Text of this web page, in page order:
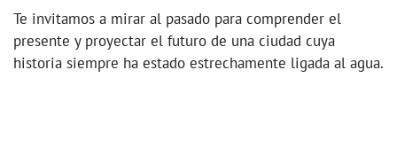
Te invitamos a mirar al pasado para comprender el
presente y proyectar el futuro de una ciudad cuya
historia siempre ha estado estrechamente ligada al agua.